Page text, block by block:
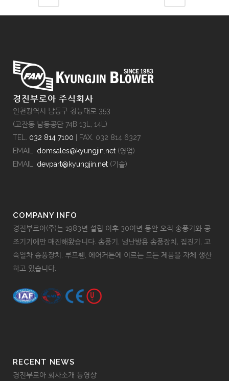
경진부로아 주식회사
인천광역시 남동구 청능대로 353
(고잔동 남동공단 74B 13L, 14L)
TEL. 032 814 7100 | FAX. 032 814 6327
EMAIL. domsales@kyungjin.net (영업)
EMAIL. devpart@kyungjin.net (기술)
COMPANY INFO
경진부로아(주)는 1983년 설립 이후 30여년 동안 오직 송풍기와 공
조기기에만 매진해왔습니다. 송풍기, 냉난방용 송풍장치, 집진기, 고
속열차 송풍장치, 루프휀, 에어커튼에 이르는 모든 제품을 자체 생산
하고 있습니다.
RECENT NEWS
경진부로아 회사소개 동영상